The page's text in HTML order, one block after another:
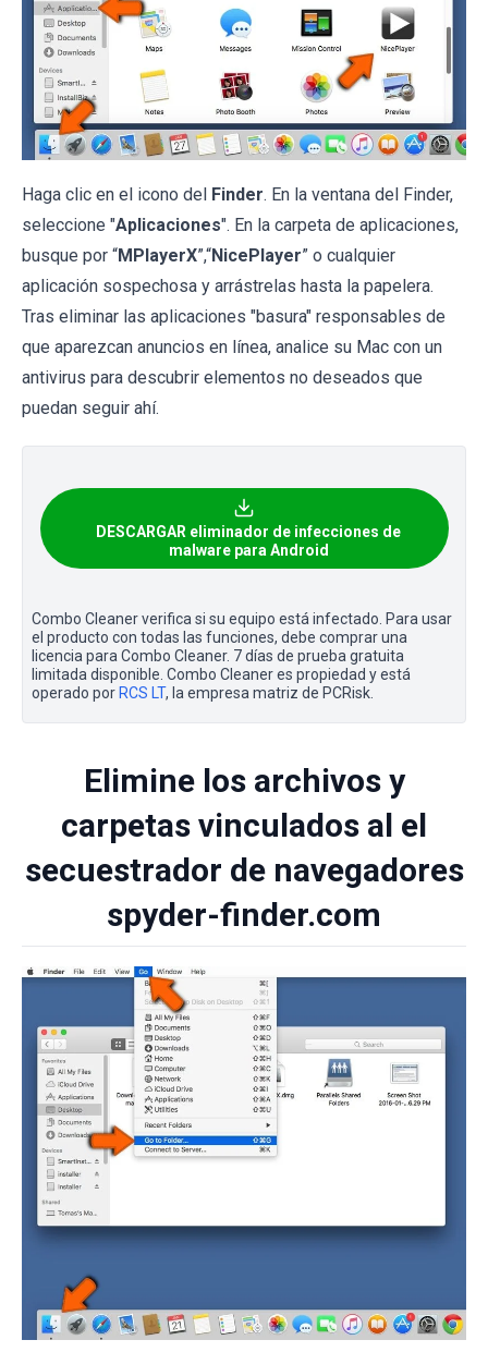
Haga clic en el icono del Finder. En la ventana del Finder,
seleccione "Aplicaciones". En la carpeta de aplicaciones,
busque por “MPlayerX”,“NicePlayer” o cualquier
aplicación sospechosa y arrástrelas hasta la papelera.
Tras eliminar las aplicaciones "basura" responsables de
que aparezcan anuncios en línea, analice su Mac con un
antivirus para descubrir elementos no deseados que
puedan seguir ahí.
DESCARGAR eliminador de infecciones de
malware para Android
Combo Cleaner verifica si su equipo está infectado. Para usar
el producto con todas las funciones, debe comprar una
licencia para Combo Cleaner. 7 días de prueba gratuita
limitada disponible. Combo Cleaner es propiedad y está
operado por RCS LT, la empresa matriz de PCRisk.
Elimine los archivos y
carpetas vinculados al el
secuestrador de navegadores
spyder-finder.com